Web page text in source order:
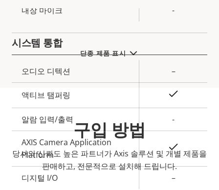
내장 마이크 -
시스템 통합
속
성
설
명
속
성
값
오디오 디텍션 –
액티브 탬퍼링
알람 입력/출력 -
AXIS Camera Application
Platform
디지털 I/O –
product
variant:
단종 제품 표시
구입 방법
당사의 신뢰도 높은 파트너가 Axis 솔루션 및 개별 제품을
판매하고, 전문적으로 설치해 드립니다.